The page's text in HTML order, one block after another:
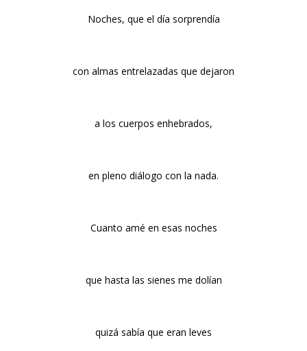
Noches, que el día sorprendía
con almas entrelazadas que dejaron
a los cuerpos enhebrados,
en pleno diálogo con la nada.
Cuanto amé en esas noches
que hasta las sienes me dolían
quizá sabía que eran leves